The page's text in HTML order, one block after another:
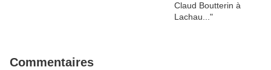
Commentaires